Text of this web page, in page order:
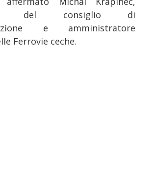
del consiglio di
e amministratore
Ferrovie ceche.